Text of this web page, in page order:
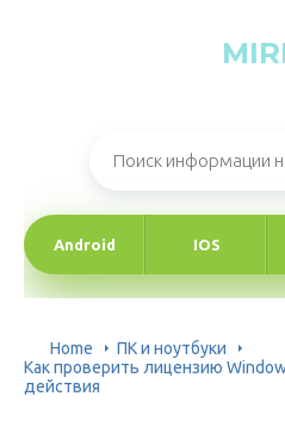
Android IOS
Home
ПК и ноутбуки
Как проверить лицензию
действия